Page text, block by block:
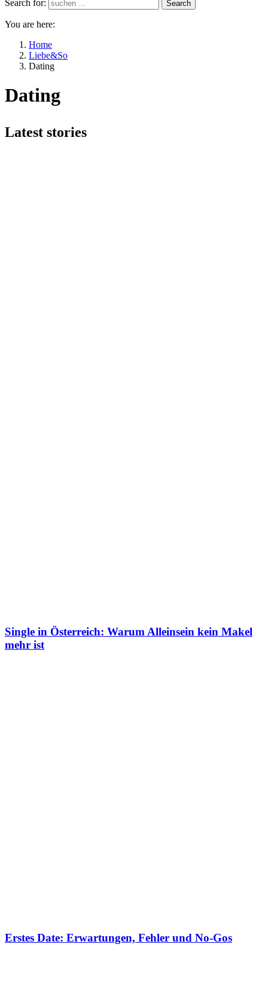
Search for:
Search
You are here:
Home
Liebe&So
Dating
Dating
Latest stories
Single in Österreich: Warum Alleinsein kein Makel
mehr ist
Erstes Date: Erwartungen, Fehler und No-Gos